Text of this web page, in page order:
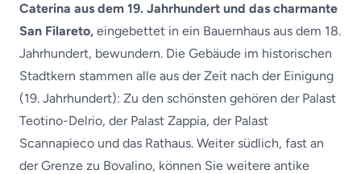
Caterina aus dem 19. Jahrhundert und das charmante
San Filareto, eingebettet in ein Bauernhaus aus dem 18.
Jahrhundert, bewundern. Die Gebäude im historischen
Stadtkern stammen alle aus der Zeit nach der Einigung
(19. Jahrhundert): Zu den schönsten gehören der Palast
Teotino-Delrio, der Palast Zappia, der Palast
Scannapieco und das Rathaus. Weiter südlich, fast an
der Grenze zu Bovalino, können Sie weitere antike